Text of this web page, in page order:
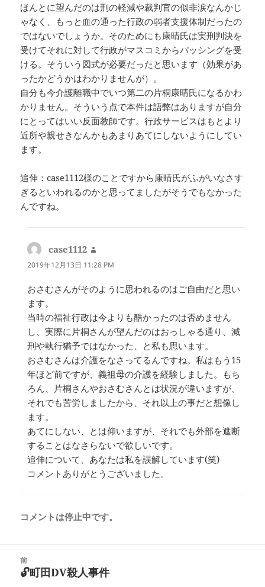
ほんとに望んだのは刑の軽減や裁判官の似非涙なんかじ
ゃなく、もっと血の通った行政の弱者支援体制だったの
ではないでしょうか。そのためにも康晴氏は実刑判決を
受けてそれに対して行政がマスコミからパッシングを受
ける。そういう図式が必要だったと思います（効果があ
ったかどうかはわかりませんが）。
自分も今介護離職中でいつ第二の片桐康晴氏になるかわ
かりません。そういう点で本件は語弊はありますが自分
にとってはいい反面教師です。行政サービスはもとより
近所や親せきなんかもあまりあてにしないようにしてい
ます。
追伸：case1112様のことですから康晴氏がふがいなさす
ぎるといわれるのかと思ってましたがそうでもなかった
んですね。
case1112
り:
2019年12月13日 11:28 PM
おさむさんがそのように思われるのはご自由だと思い
ます。
当時の福祉行政は今よりも酷かったのは否めません
し、実際に片桐さんが望んだのはおっしゃる通り、減
刑や執行猶予ではなかった、と私も思います。
おさむさんは介護をなさってるんですね。私はもう15
年ほど前ですが、義祖母の介護を経験しました。もち
ろん、片桐さんやおさむさんとは状況が違いますが、
それでも苦労しましたから、それ以上の事だと想像し
ます。
あてにしない、とは仰いますが、それでも外部を遮断
することはなさらないで欲しいです。
追伸について、あなたは私を誤解しています(笑)
コメントありがとうございました。
コメントは停止中です。
前
前
🔓町田DV殺人事件